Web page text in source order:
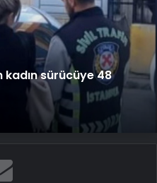
kadın sürücüye 48